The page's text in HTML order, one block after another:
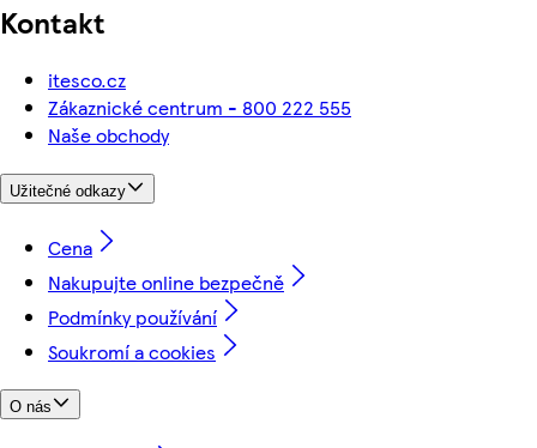
Kontakt
itesco.cz
Zákaznické centrum - 800 222 555
Naše obchody
Užitečné odkazy
Cena
Nakupujte online bezpečně
Podmínky používání
Soukromí a cookies
O nás